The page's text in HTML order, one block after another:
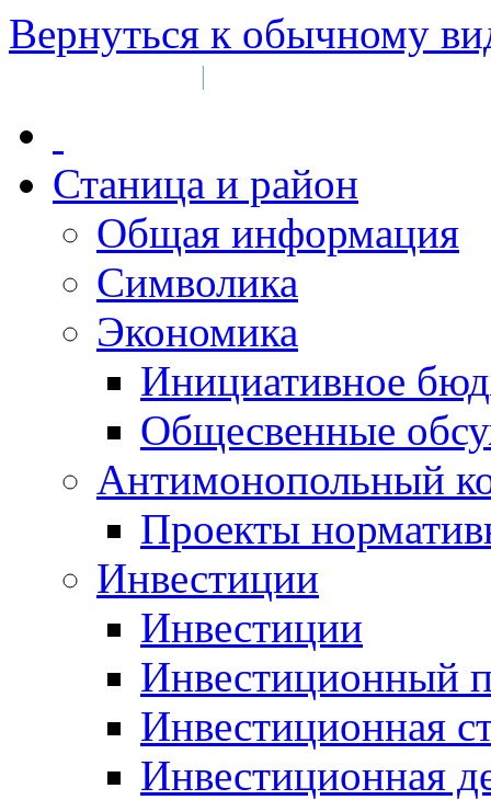
Вернуться к обычному
|
Станица и район
Общая информация
Символика
Экономика
Инициативное
Общесвенные
Антимонопольный
Проекты
Инвестиции
Инвестиции
Инвестиционный
Инвестиционная
Инвестиционная